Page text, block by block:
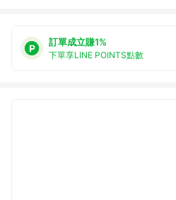
訂單成立賺1%
下單享LINE POINTS點數